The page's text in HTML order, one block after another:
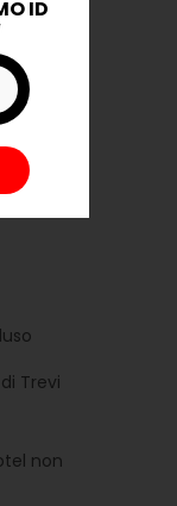
ID
da
Trevi
non